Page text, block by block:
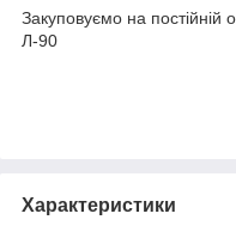
Закуповуємо на постійній
Л-90
Характеристики